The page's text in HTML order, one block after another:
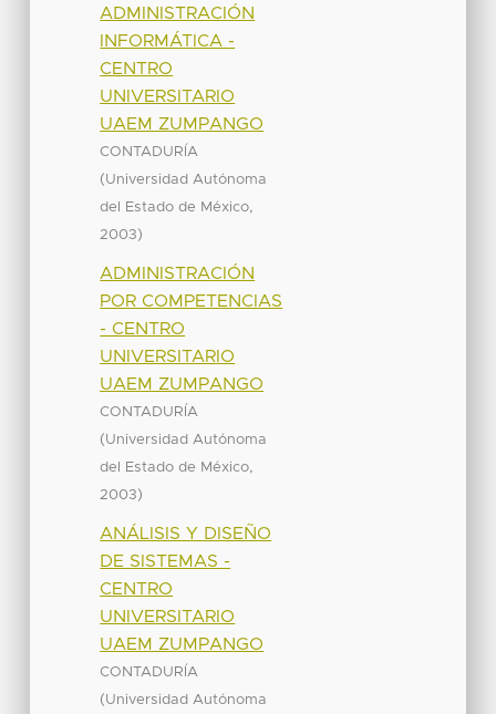
ADMINISTRACIÓN
INFORMÁTICA -
CENTRO
UNIVERSITARIO
UAEM ZUMPANGO
CONTADURÍA
(Universidad Autónoma
del Estado de México,
2003)
ADMINISTRACIÓN
POR COMPETENCIAS
- CENTRO
UNIVERSITARIO
UAEM ZUMPANGO
CONTADURÍA
(Universidad Autónoma
del Estado de México,
2003)
ANÁLISIS Y DISEÑO
DE SISTEMAS -
CENTRO
UNIVERSITARIO
UAEM ZUMPANGO
CONTADURÍA
(Universidad Autónoma